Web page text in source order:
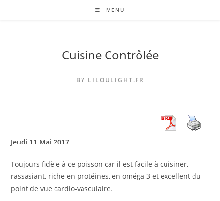
MENU
Cuisine Contrôlée
BY LILOULIGHT.FR
Jeudi 11 Mai 2017
Toujours fidèle à ce poisson car il est facile à cuisiner,
rassasiant, riche en protéines, en oméga 3 et excellent du
point de vue cardio-vasculaire.